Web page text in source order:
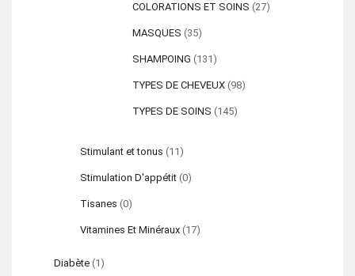
COLORATIONS ET SOINS (27)
MASQUES (35)
SHAMPOING (131)
TYPES DE CHEVEUX (98)
TYPES DE SOINS (145)
Stimulant et tonus (11)
Stimulation D'appétit (0)
Tisanes (0)
Vitamines Et Minéraux (17)
Diabète (1)